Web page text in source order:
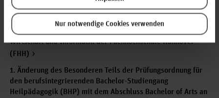
Nur notwendige Cookies verwenden
1. Änderung des Besonderen Teils der Prüfungsordnung für
den Bachelor-Studiengang Wirtschaftsinformatik (BIS) mit
dem Abschluss Bachelor of Science in der Fakultät IV –
Wirtschaft und Informatik der Fachhochschule Hannover
(FHH)
1. Änderung des Besonderen Teils der Prüfungsordnung für
den berufsintegrierenden Bachelor-Studiengang
Heilpädagogik (BHP) mit dem Abschluss Bachelor of Arts an